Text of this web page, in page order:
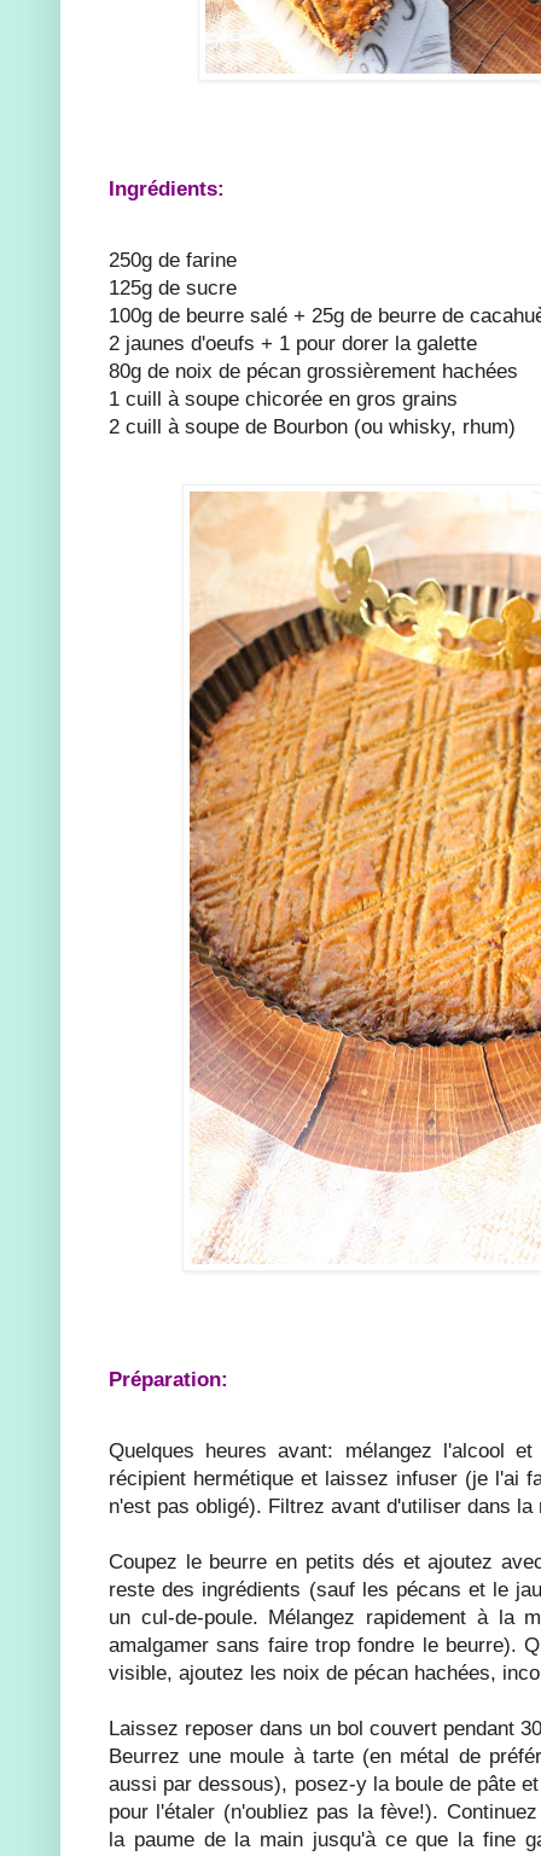
Ingrédients:
250g de farine
125g de sucre
100g de beurre salé + 25g de beurre de
2 jaunes d'oeufs + 1 pour dorer la galette
80g de noix de pécan grossièrement hachées
1 cuill à soupe chicorée en gros grains
2 cuill à soupe de Bourbon (ou whisky, rhum)
Préparation:
Quelques heures avant: mélangez l'alcool
récipient hermétique et laissez infuser (je l'ai
n'est pas obligé). Filtrez avant d'utiliser dans la
Coupez le beurre en petits dés et ajoutez
reste des ingrédients (sauf les pécans et le
un cul-de-poule. Mélangez rapidement à la
amalgamer sans faire trop fondre le beurre).
visible, ajoutez les noix de pécan hachées,
Laissez reposer dans un bol couvert pendant
Beurrez une moule à tarte (en métal de
aussi par dessous), posez-y la boule de pâte
pour l'étaler (n'oubliez pas la fève!).
la paume de la main jusqu'à ce que la fine